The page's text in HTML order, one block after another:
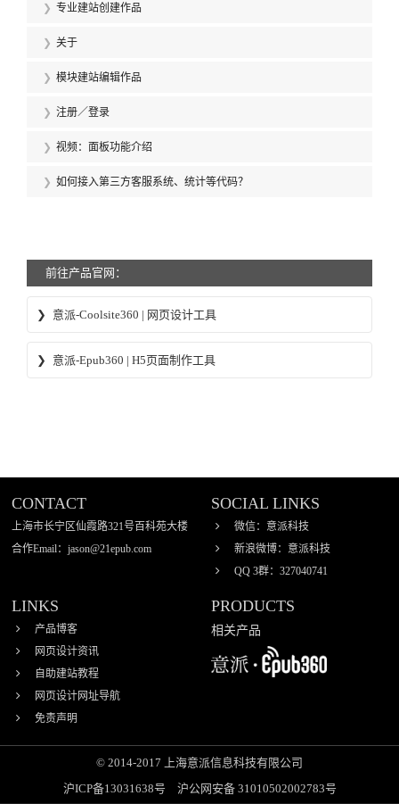
专业建站创建作品
关于
模块建站编辑作品
注册／登录
视频：面板功能介绍
如何接入第三方客服系统、统计等代码？
前往产品官网：
意派-Coolsite360 | 网页设计工具
具
意派-Epub360 | H5页面制作工具
CONTACT
上海市长宁区仙霞路321号百科苑大楼
合作Email：jason@21epub.com
SOCIAL LINKS
微信：意派科技
新浪微博：意派科技
QQ 3群：327040741
LINKS
产品博客
网页设计资讯
自助建站教程
网页设计网址导航
免责声明
PRODUCTS
相关产品
作软件
© 2014-2017 上海意派信息科技有限公司
沪ICP备13031638号
沪公网安备 31010502002783号